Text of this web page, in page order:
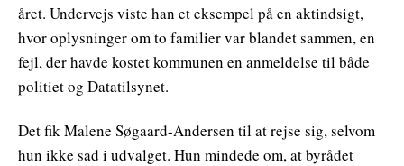
året. Undervejs viste han et eksempel på en aktindsigt,
hvor oplysninger om to familier var blandet sammen, en
fejl, der havde kostet kommunen en anmeldelse til både
politiet og Datatilsynet.
Det fik Malene Søgaard-Andersen til at rejse sig, selvom
hun ikke sad i udvalget. Hun mindede om, at byrådet